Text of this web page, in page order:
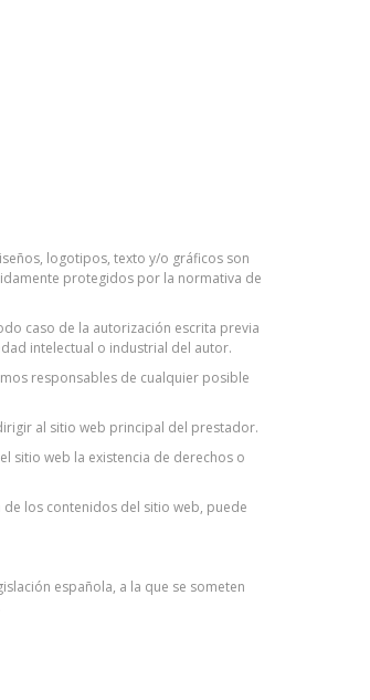
logotipos, texto y/o gráficos son
protegidos por la normativa de
caso de la autorización escrita previa
intelectual o industrial del autor.
responsables de cualquier posible
al sitio web principal del prestador.
sitio web la existencia de derechos o
los contenidos del sitio web, puede
española, a la que se someten